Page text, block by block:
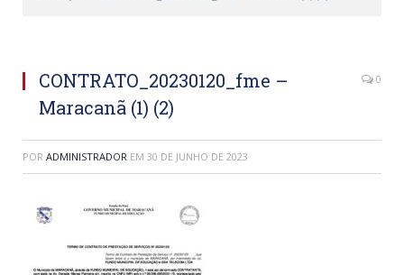
CONTRATO_20230120_fme –
Maracanã (1) (2)
0
POR ADMINISTRADOR EM 30 DE JUNHO DE 2023